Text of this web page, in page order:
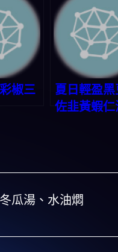
椒三
夏日輕盈
佐韭黃蝦
瓜湯、水油燜